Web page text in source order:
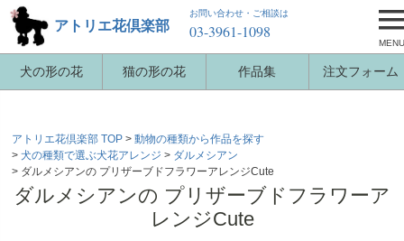
犬の形の花 猫の形の花 作品集 注文フォーム
アトリエ花倶楽部
お問い合わせ・ご相談は
03-3961-1098
MENU
アトリエ花倶楽部 TOP
動物の種類から作品を探す
犬の種類で選ぶ犬花アレンジ
ダルメシアン
ダルメシアンの プリザーブドフラワーアレンジCute
ダルメシアンの プリザーブドフラワーア
レンジCute